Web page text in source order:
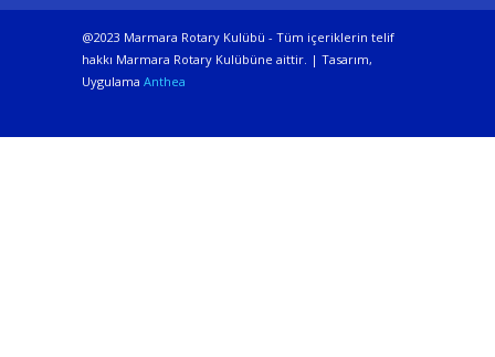
@2023 Marmara Rotary Kulübü - Tüm içeriklerin telif
hakkı Marmara Rotary Kulübüne aittir. | Tasarım,
Uygulama Anthea